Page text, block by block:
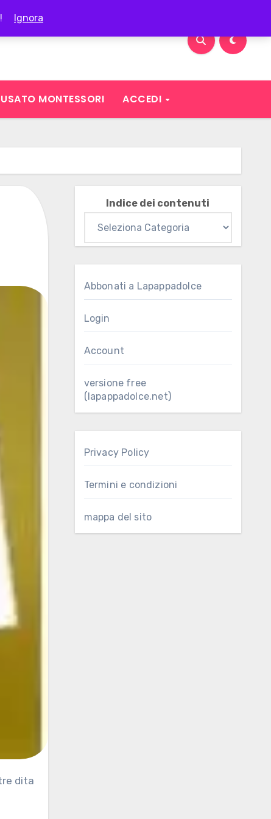
! Ignora
USATO MONTESSORI ACCEDI
Indice dei contenuti
Abbonati a Lapappadolce
Login
Account
versione free
(lapappadolce.net)
Privacy Policy
Termini e condizioni
mappa del sito